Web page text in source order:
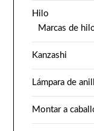
Hilo
Marcas de
Kanzashi
Lámpara de
Montar a